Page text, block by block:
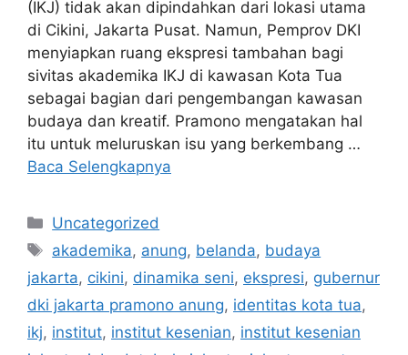
(IKJ) tidak akan dipindahkan dari lokasi utama
di Cikini, Jakarta Pusat. Namun, Pemprov DKI
menyiapkan ruang ekspresi tambahan bagi
sivitas akademika IKJ di kawasan Kota Tua
sebagai bagian dari pengembangan kawasan
budaya dan kreatif. Pramono mengatakan hal
itu untuk meluruskan isu yang berkembang …
Baca Selengkapnya
Kategori
Uncategorized
Tag
akademika, anung, belanda, budaya
jakarta, cikini, dinamika seni, ekspresi, gubernur
dki jakarta pramono anung, identitas kota tua,
ikj, institut, institut kesenian, institut kesenian